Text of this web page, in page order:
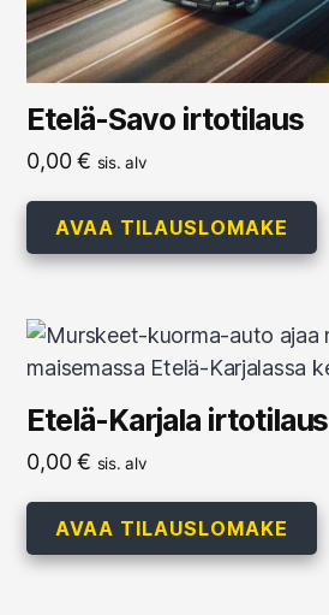
Etelä-Savo irtotilaus
0,00€ sis. alv
AVAA TILAUSLOMAKE
Etelä-Karjala irtotilaus
0,00€ sis. alv
AVAA TILAUSLOMAKE